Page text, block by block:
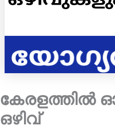
കേരളത്തിൽ
ഒഴിവ്